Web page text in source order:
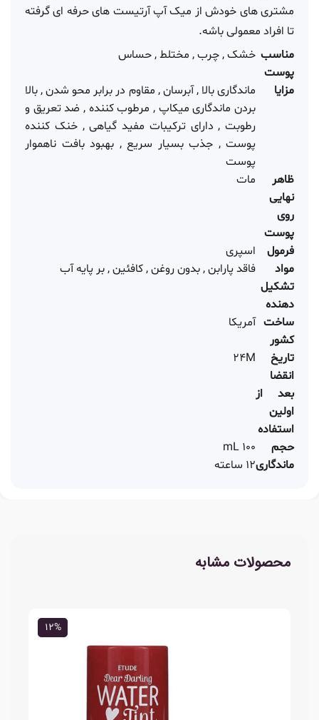
مشتری های خودش از میک آپ آرتیست های حرفه ای گرفته
تا افراد معمولی باشه.
مناسب
پوست
خشک , چرب , مختلط , حساس
مزایا
ماندگاری بالا , آبرسان , مقاوم در برابر محو شدن , بالا
بردن ماندگاری میکاپ , مرطوب کننده , ضد تعریق و
رطوبت , دارای ترکیبات مفید گیاهی , خنک کننده
پوست , جذب بسیار سریع , بهبود بافت ناهموار
پوست
ظاهر
نهایی
روی
پوست
مات
فرمول
اسپری
مواد
تشکیل
دهنده
فاقد پارابن , بدون روغن , کافئین , بر پایه آب
ساخت
کشور
آمریکا
تاریخ
انقضا
بعد از
اولین
استفاده
24M
حجم
100 mL
ماندگاری12 ساعته
محصولات مشابه
12%